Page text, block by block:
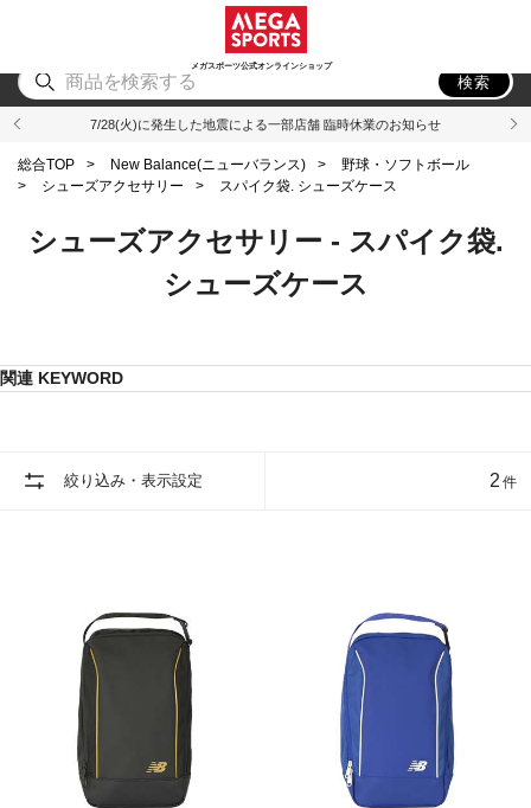
メガスポーツ公式オンラインショップ
アウトドア
検索
7/28(火)に発生した地震による一部店舗 臨時休業のお知らせ
総合TOP > New Balance(ニューバランス) >
野球・ソフトボール
>
シューズアクセサリー > スパイク袋. シューズケース
シューズアクセサリー - スパイク袋.
シューズケース
関連 KEYWORD
絞り込み・表示設定 2 件